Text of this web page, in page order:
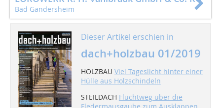
Bad Gandersheim
Dieser Artikel erschien in
dach+holzbau 01/2019
HOLZBAU Viel Tageslicht hinter einer
Hülle aus Holzschindeln
STEILDACH Fluchtweg über die